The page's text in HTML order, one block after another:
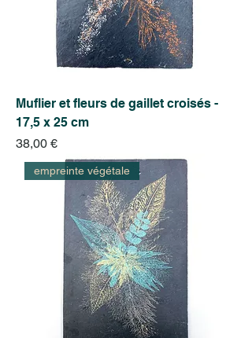
Muflier et fleurs de gaillet croisés -
17,5 x 25 cm
Prix
38,00 €
empreinte végétale